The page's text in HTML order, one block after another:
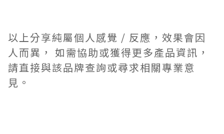
以上分享純屬個人感覺 / 反應，效果會因
人而異， 如需協助或獲得更多產品資訊，
請直接與該品牌查詢或尋求相關專業意
見。